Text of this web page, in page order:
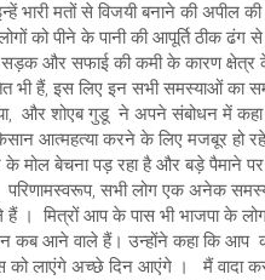
भारी मतों से विजयी बनाने की
को पीने के पानी की आपूर्ति ठीक ढंग
और सफाई की कमी के कारण क्षेत्र के
भी हैं, इस लिए इन सभी समस्याओं का
और शोएब गुडू ने अपने संबोधन में
आत्महत्या करने के लिए मजबूर हो
बेचना पड़ रहा है और बड़े पैमाने पर
परिणामस्वरूप, सभी लोग एक अनेक
। मित्रों आप के पास भी भाजपा के
आने वाले हैं। उन्होंने कहा कि आप
को लाएंगे अच्छे दिन आएंगे । मैं वादा